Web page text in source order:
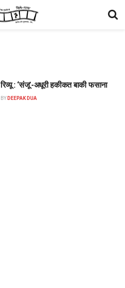
रिव्यू : ‘संजू’-अधूरी हकीकत बाकी फसाना
BY DEEPAK DUA